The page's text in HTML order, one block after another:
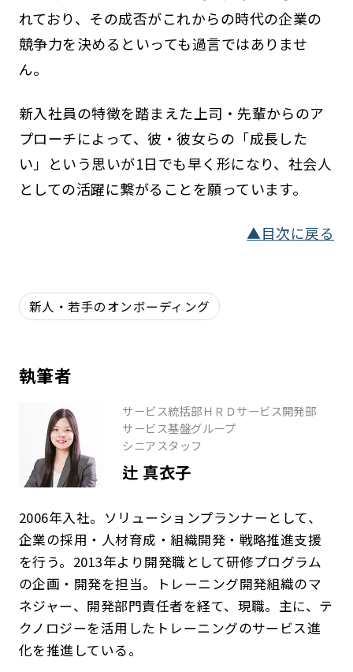
れており、その成否がこれからの時代の企業の
競争力を決めるといっても過言ではありませ
ん。
新入社員の特徴を踏まえた上司・先輩からのア
プローチによって、彼・彼女らの「成長した
い」という思いが1日でも早く形になり、社会人
としての活躍に繋がることを願っています。
▲目次に戻る
新人・若手のオンボーディング
執筆者
サービス統括部ＨＲＤサービス開発部
サービス基盤グループ
シニアスタッフ
辻 真衣子
2006年入社。ソリューションプランナーとして、
企業の採用・人材育成・組織開発・戦略推進支援
を行う。2013年より開発職として研修プログラム
の企画・開発を担当。トレーニング開発組織のマ
ネジャー、開発部門責任者を経て、現職。主に、テ
クノロジーを活用したトレーニングのサービス進
化を推進している。